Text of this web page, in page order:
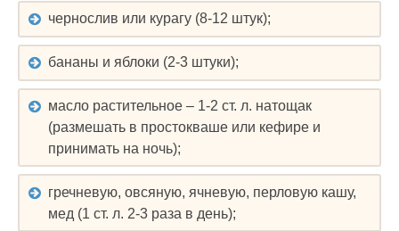
чернослив или курагу (8-12 штук);
бананы и яблоки (2-3 штуки);
масло растительное – 1-2 ст. л. натощак
(размешать в простокваше или кефире и
принимать на ночь);
гречневую, овсяную, ячневую, перловую кашу,
мед (1 ст. л. 2-3 раза в день);